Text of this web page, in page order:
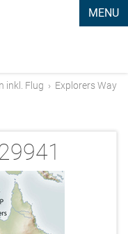
MENU
inkl. Flug › Explorers Way